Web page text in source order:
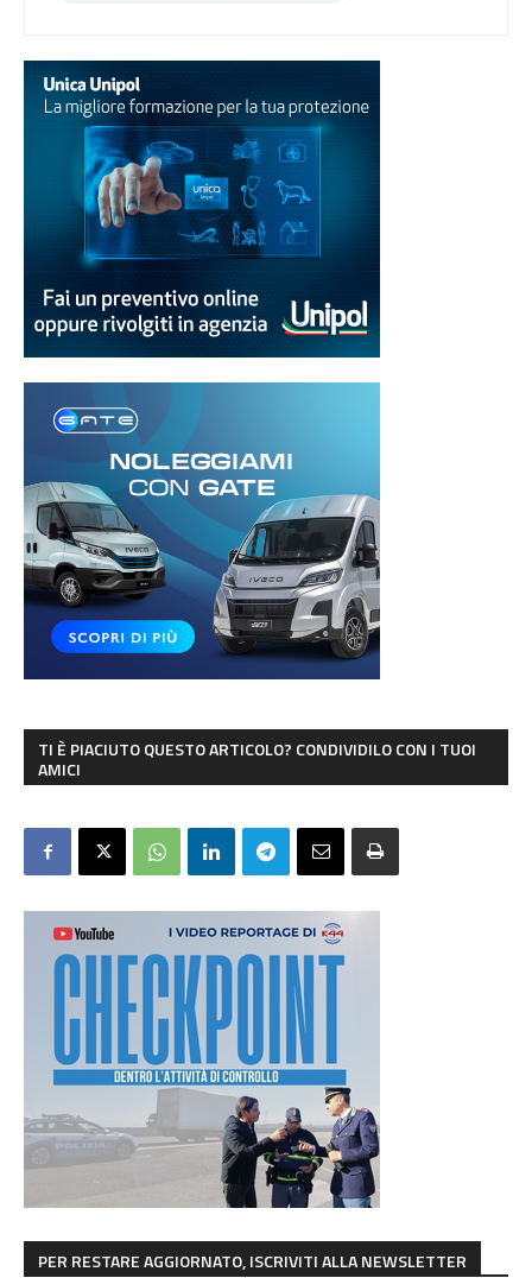
TI È PIACIUTO QUESTO ARTICOLO? CONDIVIDILO CON I TUOI
AMICI
PER RESTARE AGGIORNATO, ISCRIVITI ALLA NEWSLETTER